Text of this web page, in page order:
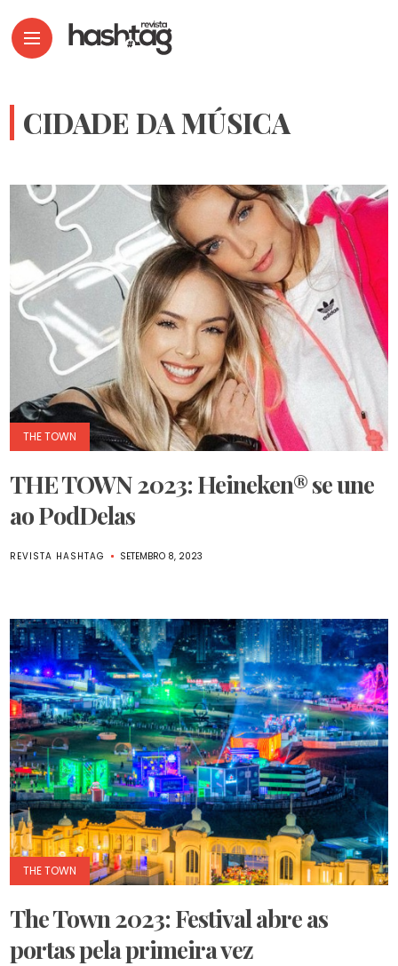
CIDADE DA MÚSICA
THE TOWN
THE TOWN 2023: Heineken® se une
ao PodDelas
REVISTA HASHTAG SETEMBRO 8, 2023
THE TOWN
The Town 2023: Festival abre as
portas pela primeira vez